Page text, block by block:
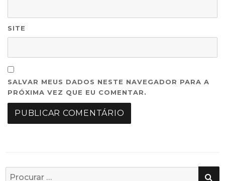
SITE
SALVAR MEUS DADOS NESTE NAVEGADOR PARA A
PRÓXIMA VEZ QUE EU COMENTAR.
Busca